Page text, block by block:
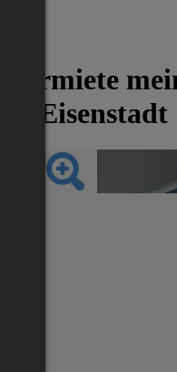
Vermiete
in Eisenstadt